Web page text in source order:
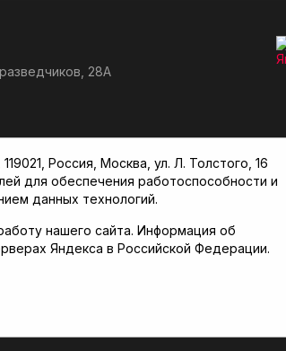
28А
Россия, Москва, ул. Л. Толстого, 16
для обеспечения работоспособности и
данных технологий.
нашего сайта. Информация об
Яндекса в Российской Федерации.